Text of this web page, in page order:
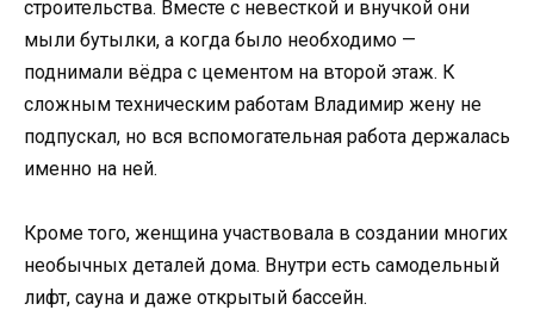
строительства. Вместе с невесткой и внучкой они
мыли бутылки, а когда было необходимо —
поднимали вёдра с цементом на второй этаж. К
сложным техническим работам Владимир жену не
подпускал, но вся вспомогательная работа держалась
именно на ней.
Кроме того, женщина участвовала в создании многих
необычных деталей дома. Внутри есть самодельный
лифт, сауна и даже открытый бассейн.